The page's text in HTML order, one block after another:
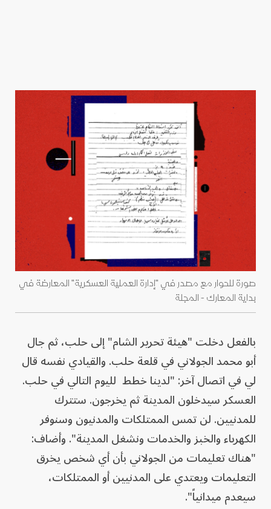
صورة للحوار مع مصدر في "إدارة العملية العسكرية" المعارضة في
بداية المعارك - المجلة
بالفعل دخلت "هيئة تحرير الشام" إلى حلب، ثم جال
أبو محمد الجولاني في قلعة حلب. والقيادي نفسه قال
لي في اتصال آخر: "لدينا خطط لليوم التالي في حلب.
العسكر سيدخلون المدينة ثم يخرجون. ستترك
للمدنيين. لن تمس الممتلكات والمدنيون وسنوفر
الكهرباء والخبز والخدمات ونشغل المدينة". وأضاف:
"هناك تعليمات من الجولاني بأن أي شخص يخرق
التعليمات ويعتدي على المدنيين أو الممتلكات،
سيعدم ميدانياً".